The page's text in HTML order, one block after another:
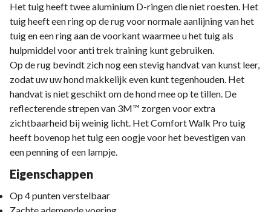
Het tuig heeft twee aluminium D-ringen die niet roesten. Het
tuig heeft een ring op de rug voor normale aanlijning van het
tuig en een ring aan de voorkant waarmee u het tuig als
hulpmiddel voor anti trek training kunt gebruiken.
Op de rug bevindt zich nog een stevig handvat van kunst leer,
zodat uw uw hond makkelijk even kunt tegenhouden. Het
handvat is niet geschikt om de hond mee op te tillen. De
reflecterende strepen van 3M™ zorgen voor extra
zichtbaarheid bij weinig licht. Het Comfort Walk Pro tuig
heeft bovenop het tuig een oogje voor het bevestigen van
een penning of een lampje.
Eigenschappen
Op 4 punten verstelbaar